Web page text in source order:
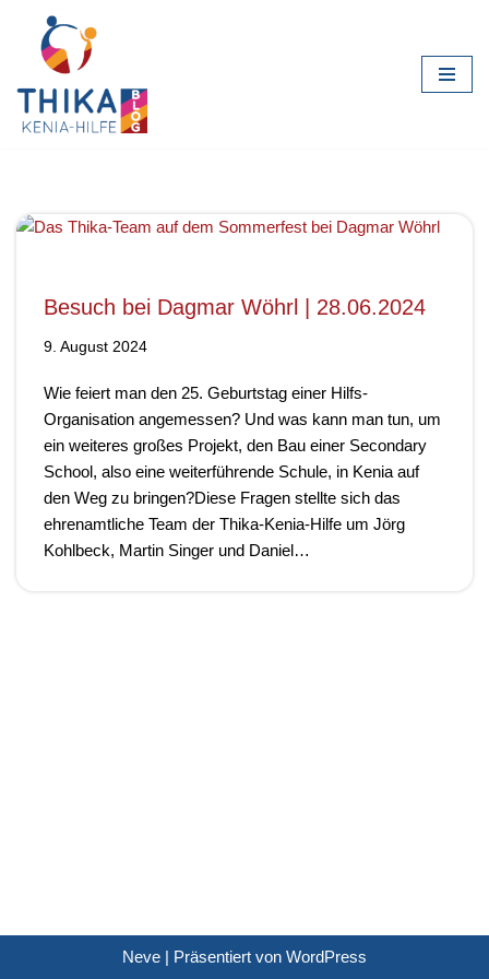
Zum
Inhalt
springen
Besuch bei Dagmar Wöhrl | 28.06.2024
9. August 2024
Wie feiert man den 25. Geburtstag einer Hilfs-
Organisation angemessen? Und was kann man tun, um
ein weiteres großes Projekt, den Bau einer Secondary
School, also eine weiterführende Schule, in Kenia auf
den Weg zu bringen?Diese Fragen stellte sich das
ehrenamtliche Team der Thika-Kenia-Hilfe um Jörg
Kohlbeck, Martin Singer und Daniel…
Neve | Präsentiert von WordPress